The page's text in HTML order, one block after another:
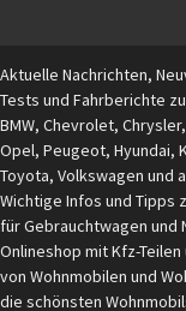
Aktuelle Nachrichten,
Tests und Fahrberichte
BMW, Chevrolet,
Opel, Peugeot, Hyundai,
Toyota, Volkswagen und
Wichtige Infos und Tipps
für Gebrauchtwagen und
Onlineshop mit Kfz-
von Wohnmobilen und
die schönsten